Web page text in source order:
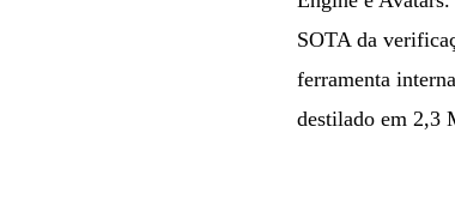
SOTA da
ferramenta
destilado em 2,3